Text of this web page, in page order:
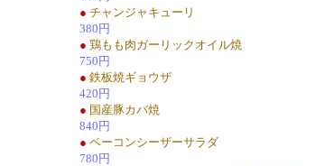
● チャンジャキューリ
380円
● 鶏もも肉ガーリックオイル焼
750円
● 鉄板焼ギョウザ
420円
● 国産豚カバ焼
840円
● ベーコンシーザーサラダ
780円